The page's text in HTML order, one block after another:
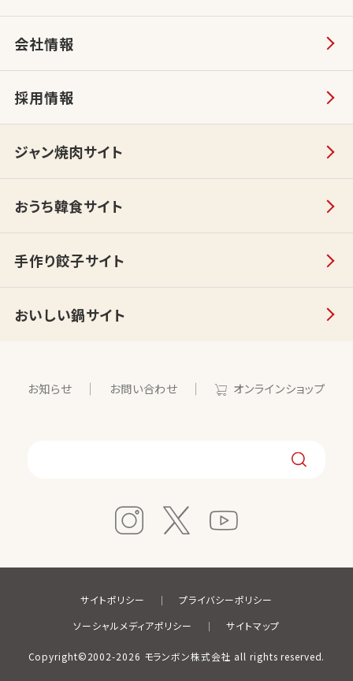
会社情報
採用情報
ジャン焼肉サイト
おうち韓食サイト
手作り餃子サイト
おいしい鍋サイト
お知らせ お問い合わせ オンラインショップ
Copyright©2002-2026 モランボン株式会社 all rights reserved.
サイトポリシー
プライバシーポリシー
ソーシャルメディアポリシー
サイトマップ